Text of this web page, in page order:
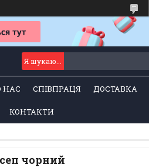
НАС СПІВПРАЦЯ ДОСТАВКА
КОНТАКТИ
чорний